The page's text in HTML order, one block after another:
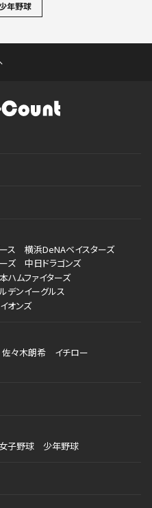
年野球
ス
横浜DeNAベイスターズ
ズ
中日ドラゴンズ
ハムファイターズ
デンイーグルス
オンズ
佐々木朗希
イチロー
女子野球 少年野球